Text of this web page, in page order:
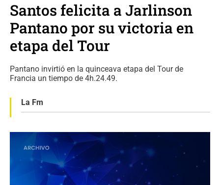
Santos felicita a Jarlinson
Pantano por su victoria en
etapa del Tour
Pantano invirtió en la quinceava etapa del Tour de
Francia un tiempo de 4h.24.49.
La Fm